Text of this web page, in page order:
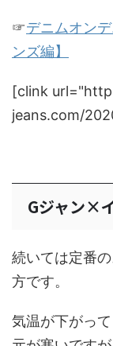
☞デニムオン
ンズ編】
[clink
jeans.com/
Gジャン×
続いては定番
方です。
気温が下がっ